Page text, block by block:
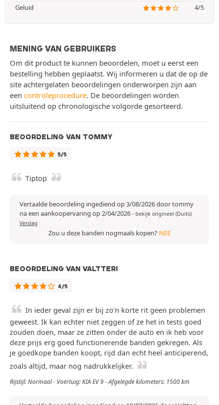
Geluid
4/5
MENING VAN GEBRUIKERS
Om dit product te kunnen beoordelen, moet u eerst een
bestelling hebben geplaatst. Wij informeren u dat de op de
site achtergelaten beoordelingen onderworpen zijn aan
een controleprocedure. De beoordelingen worden
uitsluitend op chronologische volgorde gesorteerd.
BEOORDELING VAN TOMMY
5/5
Tiptop
Vertaalde beoordeling ingediend op 3/08/2026 door tommy
na een aankoopervaring op 2/04/2026- bekijk origineel (Duits)
Verslag
Zou u deze banden nogmaals kopen? NEE
BEOORDELING VAN VALTTERI
4/5
In ieder geval zijn er bij zo’n korte rit geen problemen
geweest. Ik kan echter niet zeggen of ze het in tests goed
zouden doen, maar ze zitten onder de auto en ik heb voor
deze prijs erg goed functionerende banden gekregen. Als
je goedkope banden koopt, rijd dan echt heel anticiperend,
zoals altijd, maar nog nadrukkelijker.
Rijstijl: Normaal - Voertuig: KIA EV 9 - Afgelegde kilometers: 1500 km